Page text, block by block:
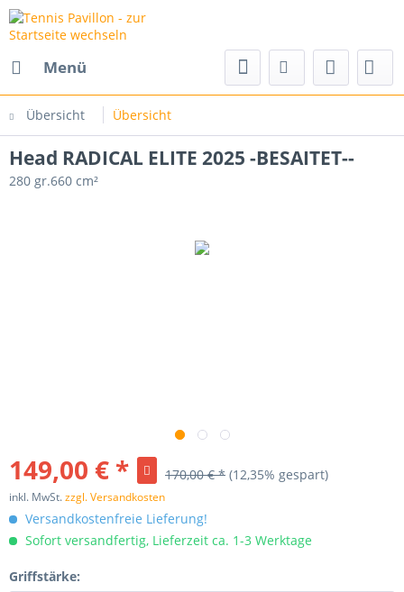
Menü
Übersicht Übersicht
Head RADICAL ELITE 2025 -BESAITET--
280 gr.660 cm²
149,00 € * 170,00 € * (12,35% gespart)
inkl. MwSt.zzgl. Versandkosten
Versandkostenfreie Lieferung!
Sofort versandfertig, Lieferzeit ca. 1-3 Werktage
Griffstärke: